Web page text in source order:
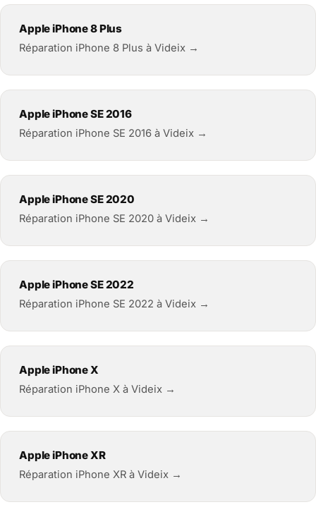
Apple iPhone 8 Plus
Réparation iPhone 8 Plus à Videix →
Apple iPhone SE 2016
Réparation iPhone SE 2016 à Videix →
Apple iPhone SE 2020
Réparation iPhone SE 2020 à Videix →
Apple iPhone SE 2022
Réparation iPhone SE 2022 à Videix →
Apple iPhone X
Réparation iPhone X à Videix →
Apple iPhone XR
Réparation iPhone XR à Videix →